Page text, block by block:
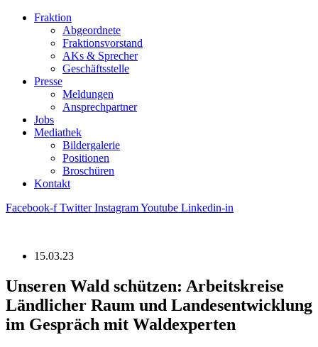
Fraktion
Abgeordnete
Fraktions­vorstand
AKs & Sprecher
Geschäftsstelle
Presse
Meldungen
Ansprechpartner
Jobs
Mediathek
Bildergalerie
Positionen
Broschüren
Kontakt
Facebook-f Twitter InstagramYoutube Linkedin-in
15.03.23
Unseren Wald schützen: Arbeitskreise
Ländlicher Raum und Landesentwicklung
im Gespräch mit Waldexperten